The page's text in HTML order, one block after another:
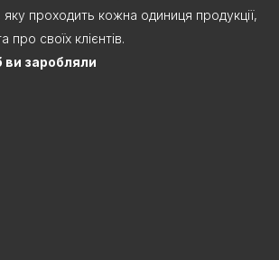
яку проходить кожна одиниця продукції,
про своїх клієнтів.
заробляли